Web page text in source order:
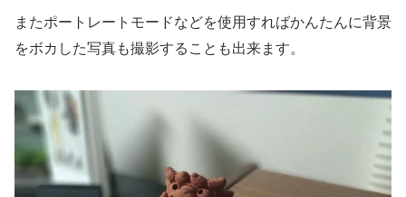
またポートレートモードなどを使用すればかんたんに背景
をボカした写真も撮影することも出来ます。